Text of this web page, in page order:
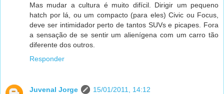
Mas mudar a cultura é muito difícil. Dirigir um pequeno
hatch por lá, ou um compacto (para eles) Civic ou Focus,
deve ser intimidador perto de tantos SUVs e picapes. Fora
a sensação de se sentir um alienígena com um carro tão
diferente dos outros.
Responder
Juvenal Jorge
15/01/2011, 14:12